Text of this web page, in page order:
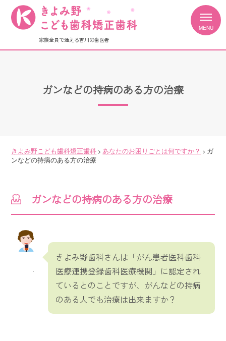
家族全員で通える吉川の歯医者
ガンなどの持病のある方の治療
きよみ野こども歯科矯正歯科 > あなたのお困りごとは何ですか？ > ガ
ンなどの持病のある方の治療
ガンなどの持病のある方の治療
きよみ野歯科さんは「がん患者医科歯科
医療連携登録歯科医療機関」に認定され
ているとのことですが、がんなどの持病
のある人でも治療は出来ますか？